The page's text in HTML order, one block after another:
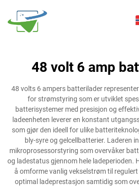
48 volt 6 amp
48 volts 6 ampers batterilader
for strømstyring som er utviklet
batterisystemer med presisjon og
ladeenheten leverer en konstant
som gjør den ideell for ulike
bly-syre og gelcellbatterier. Laderen
mikroprosessorstyring som overvåker
og ladestatus gjennom hele ladeperioden.
å omforme vanlig vekselstrøm til
optimal ladeprestasjon samtidig som